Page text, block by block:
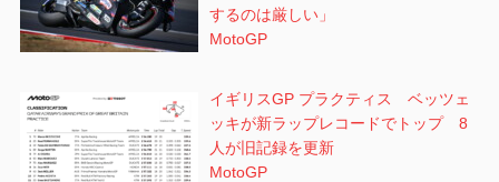
するのは厳しい」
MotoGP
イギリスGP プラクティス ベッツェ
ッキが新ラップレコードでトップ 8
人が旧記録を更新
MotoGP